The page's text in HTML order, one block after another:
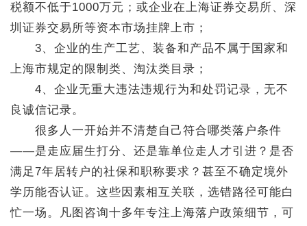
税额不低于1000万元；或企业在上海证券交易所、深
圳证券交易所等资本市场挂牌上市；
3、企业的生产工艺、装备和产品不属于国家和
上海市规定的限制类、淘汰类目录；
4、企业无重大违法违规行为和处罚记录，无不
良诚信记录。
很多人一开始并不清楚自己符合哪类落户条件
——是走应届生打分、还是靠单位走人才引进？是否
满足7年居转户的社保和职称要求？甚至不确定境外
学历能否认证。这些因素相互关联，选错路径可能白
忙一场。凡图咨询十多年专注上海落户政策细节，可